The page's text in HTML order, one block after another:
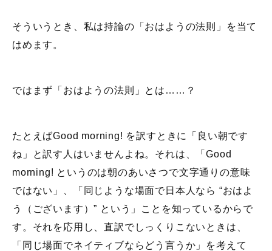
そういうとき、私は持論の「おはようの法則」を当て
はめます。
ではまず「おはようの法則」とは……？
たとえばGood morning! を訳すときに「良い朝です
ね」と訳す人はいませんよね。それは、「Good
morning! というのは朝のあいさつで文字通りの意味
ではない」、「同じような場面で日本人なら “おはよ
う（ございます）” という」ことを知っているからで
す。それを応用し、直訳でしっくりこないときは、
「同じ場面でネイティブならどう言うか」を考えて